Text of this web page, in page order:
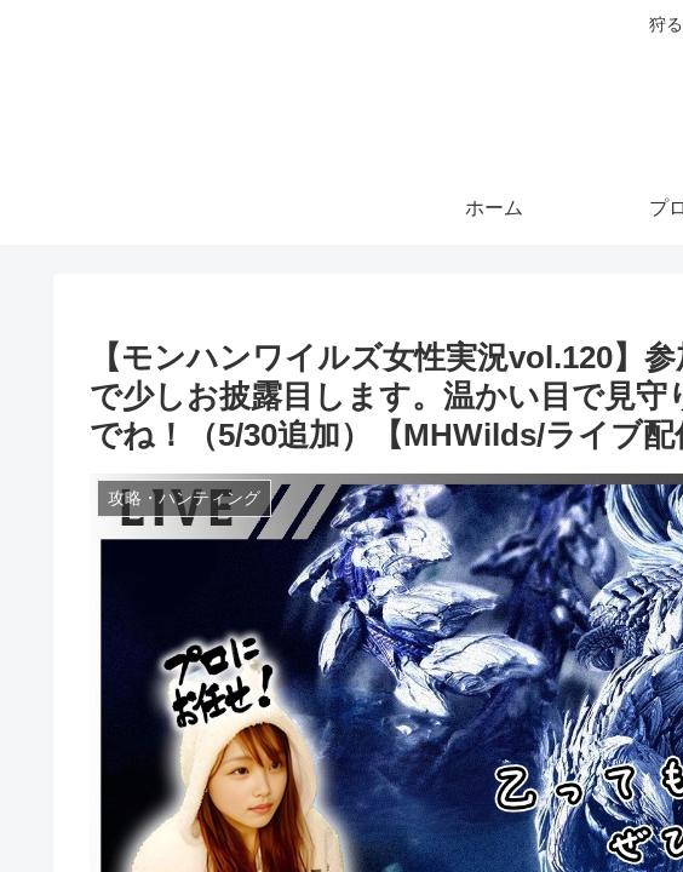
狩
ホーム プ
【モンハンワイルズ女性実況vol.120】
で少しお披露目します。温かい目で見
でね！（5/30追加）【MHWilds/ライブ配
攻略・ハンティング